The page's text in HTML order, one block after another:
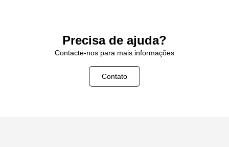
Precisa de ajuda?
Contacte-nos para mais informações
Contato